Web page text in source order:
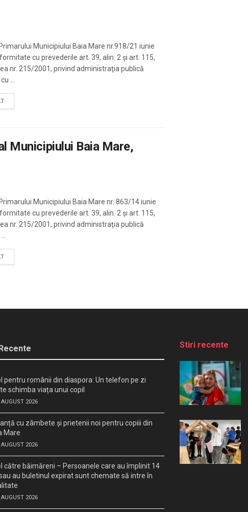
Municipiului Baia Mare nr.918/21 iunie
cu prevederile art. 39, alin. 2 şi art. 115,
nr. 215/2001, privind administraţia publică
...
Municipiului Baia Mare,
Municipiului Baia Mare nr. 863/14 iunie
cu prevederile art. 39, alin. 2 şi art. 115,
nr. 215/2001, privind administraţia publică
pentru românii din diaspora: Un telefon pe zi
schimba viața unui copil
2026
cu zâmbete și prietenii noi pentru copiii din
Mare
2026
către băimăreni – Persoanele care au împlinit 14
au buletinul expirat sunt chemate să intre în
2026
Stiri recente